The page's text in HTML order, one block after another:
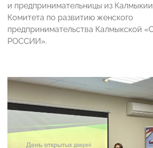
и предпринимательницы из
Комитета по развитию женского
предпринимательства Калмыкской
РОССИИ».